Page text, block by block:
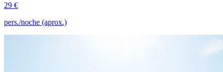
29 €
pers./noche (aprox.)